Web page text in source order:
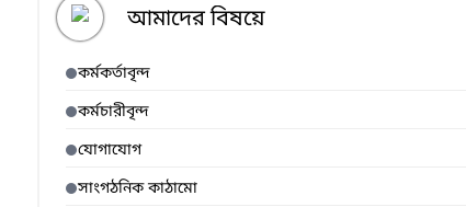
আমাদের বিষয়ে
কর্মকর্তাবৃন্দ
কর্মচারীবৃন্দ
যোগাযোগ
সাংগঠনিক কাঠামো